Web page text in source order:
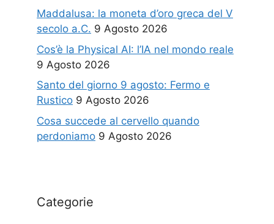
Maddalusa: la moneta d’oro greca del V
secolo a.C. 9 Agosto 2026
Cos’è la Physical AI: l’IA nel mondo reale
9 Agosto 2026
Santo del giorno 9 agosto: Fermo e
Rustico 9 Agosto 2026
Cosa succede al cervello quando
perdoniamo 9 Agosto 2026
Categorie